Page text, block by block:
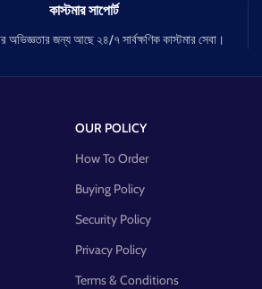
কাস্টমার সাপোর্ট
অভিজ্ঞতার জন্য আছে ২৪/৭ সার্বক্ষণিক কাস্টমার সেবা।
OUR POLICY
How To Order
Buying Policy
Security Policy
Privacy Policy
Terms & Conditions